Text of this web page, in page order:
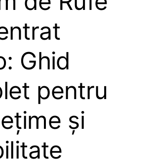
Ghid
pentru
și